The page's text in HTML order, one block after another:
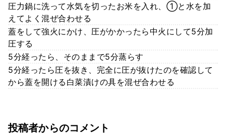
圧力鍋に洗って水気を切ったお米を入れ、①と水を加
えてよく混ぜ合わせる
蓋をして強火にかけ、圧がかかったら中火にして5分加
圧する
5分経ったら、そのままで5分蒸らす
5分経ったら圧を抜き、完全に圧が抜けたのを確認して
から蓋を開ける白菜漬けの具を混ぜ合わせる
投稿者からのコメント